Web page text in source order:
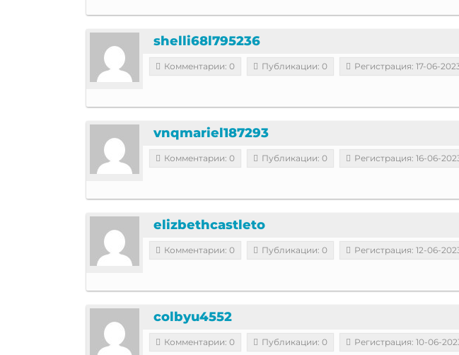
shelli68l795236
Комментарии: 0 Публикации: 0 Регистрация: 17-06-
vnqmariel187293
Комментарии: 0 Публикации: 0 Регистрация: 16-06-
elizbethcastleto
Комментарии: 0 Публикации: 0 Регистрация: 12-06-
colbyu4552
Комментарии: 0 Публикации: 0 Регистрация: 10-06-